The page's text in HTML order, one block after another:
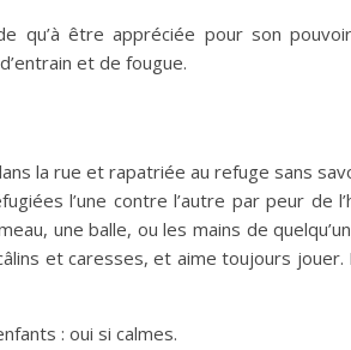
qu’à être appréciée pour son
et de fougue.
la rue et rapatriée au refuge sans
l’une contre l’autre par peur de
une balle, ou les mains de
et caresses, et aime toujours
: oui si calmes.